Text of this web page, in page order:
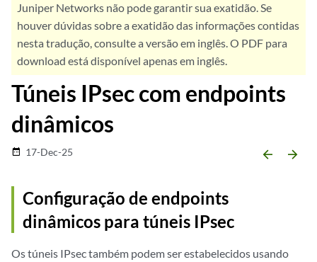
Juniper Networks não pode garantir sua exatidão. Se
houver dúvidas sobre a exatidão das informações contidas
nesta tradução, consulte a versão em inglês. O PDF para
download está disponível apenas em inglês.
Túneis IPsec com endpoints
dinâmicos
date_range 17-Dec-25 arrow_backward arrow_forward
Configuração de endpoints
dinâmicos para túneis IPsec
Os túneis IPsec também podem ser estabelecidos usando